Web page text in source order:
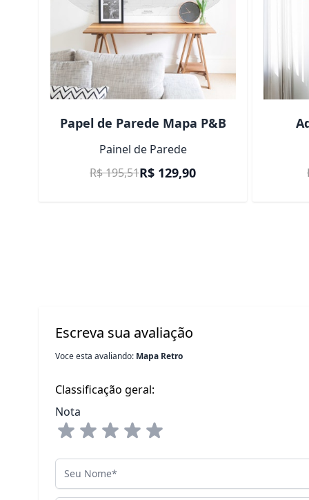
Papel de Parede Mapa P&B
Painel de Parede
Preço Promocional
R$ 129,90
R$ 195,51
Escreva sua avaliação
Voce esta avaliando: Mapa Retro
Classificação geral:
Nota
Seu Nome